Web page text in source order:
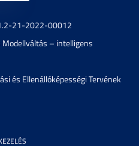
21-2022-00012
Modellváltás – intelligens
és Ellenállóképességi Tervének